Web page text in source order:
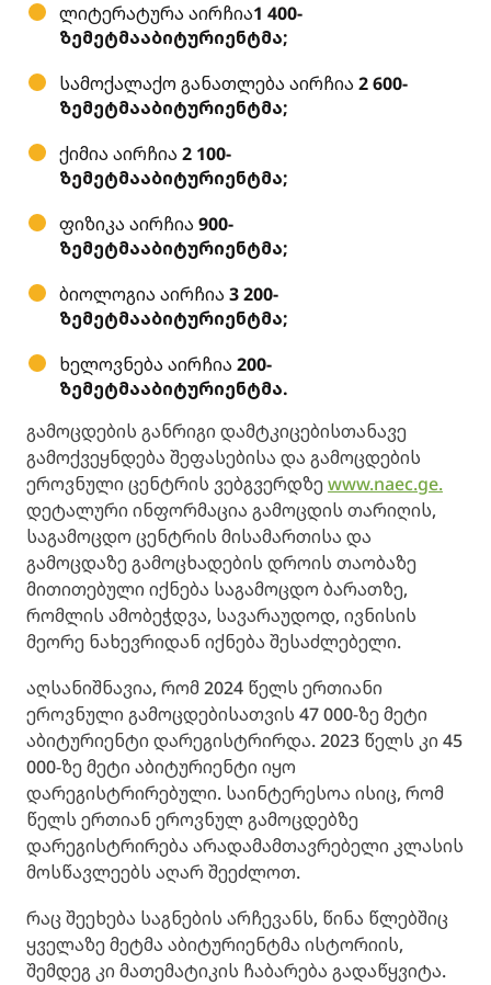
ლიტერატურა აირჩია1 400-
ზემეტმააბიტურიენტმა;
სამოქალაქო განათლება აირჩია 2 600-
ზემეტმააბიტურიენტმა;
ქიმია აირჩია 2 100-
ზემეტმააბიტურიენტმა;
ფიზიკა აირჩია 900-
ზემეტმააბიტურიენტმა;
ბიოლოგია აირჩია 3 200-
ზემეტმააბიტურიენტმა;
ხელოვნება აირჩია 200-
ზემეტმააბიტურიენტმა.
გამოცდების განრიგი დამტკიცებისთანავე
გამოქვეყნდება შეფასებისა და გამოცდების
ეროვნული ცენტრის ვებგვერდზეwww.naec.ge.
დეტალური ინფორმაცია გამოცდის თარიღის,
საგამოცდო ცენტრის მისამართისა და
გამოცდაზე გამოცხადების დროის თაობაზე
მითითებული იქნება საგამოცდო ბარათზე,
რომლის ამობეჭდვა, სავარაუდოდ, ივნისის
მეორე ნახევრიდან იქნება შესაძლებელი.
აღსანიშნავია, რომ 2024 წელს ერთიანი
ეროვნული გამოცდებისათვის 47 000-ზე მეტი
აბიტურიენტი დარეგისტრირდა. 2023 წელს კი 45
000-ზე მეტი აბიტურიენტი იყო
დარეგისტრირებული. საინტერესოა ისიც, რომ
წელს ერთიან ეროვნულ გამოცდებზე
დარეგისტრირება არადამამთავრებელი კლასის
მოსწავლეებს აღარ შეეძლოთ.
რაც შეეხება საგნების არჩევანს, წინა წლებშიც
ყველაზე მეტმა აბიტურიენტმა ისტორიის,
შემდეგ კი მათემატიკის ჩაბარება გადაწყვიტა.